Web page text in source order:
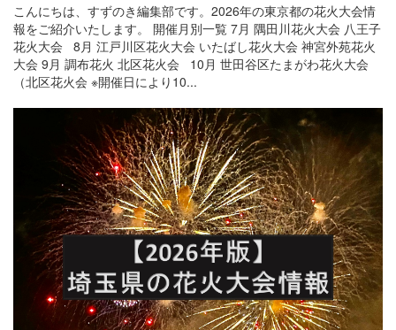
こんにちは、すずのき編集部です。2026年の東京都の花火大会情
報をご紹介いたします。 開催月別一覧 7月 隅田川花火大会 八王子
花火大会 8月 江戸川区花火大会 いたばし花火大会 神宮外苑花火
大会 9月 調布花火 北区花火会 10月 世田谷区たまがわ花火大会
（北区花火会 ※開催日により10...